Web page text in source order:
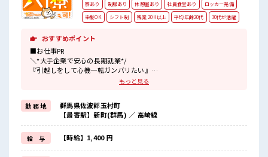
寮あり
制服あり 休憩室あり 社員食堂あり
ロッカー完備
染髪OK
シフト制 残業 20H以上 平均年齢20代 30代が活躍
おすすめポイント
■お仕事PR
＼*大手企業で安心の長期就業*/
『引越しをして心機一転ガンバリたい』
お仕事だけじゃない◎住まいだってご提供します(*≧∀≦)ゞ
(1)毎月3万円の寮費補助あり
(2)TV/冷蔵庫/洗濯機/エアコンなどは備え付け
(3)駐車場完備なのでマイカー持ち込み&通勤OK
(4)カップルやお友達との同居OK
(5)寮の周辺にはコンビニ/飲食店/スーパーあり
もっと見る
勤 務 地
群馬県佐波郡玉村町
【最寄駅】新町(群馬) ／ 高崎線
給 与 【時給】1,400 円